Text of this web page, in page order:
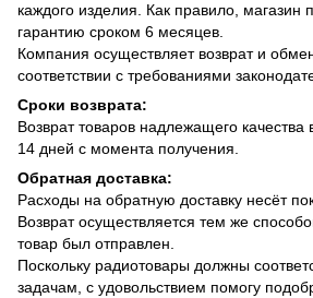
каждого изделия. Как правило, магазин
гарантию сроком 6 месяцев.
Компания осуществляет возврат и
соответствии с требованиями
Сроки возврата:
Возврат товаров надлежащего качества
14 дней с момента получения.
Обратная доставка:
Расходы на обратную доставку несёт
Возврат осуществляется тем же
товар был отправлен.
Поскольку радиотовары должны
задачам, с удовольствием помогу